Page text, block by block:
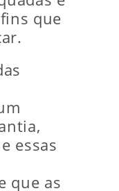
que
essas
que as